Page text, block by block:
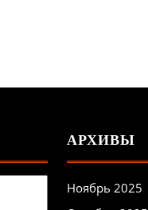
АРХИВЫ
Ноябрь 2025